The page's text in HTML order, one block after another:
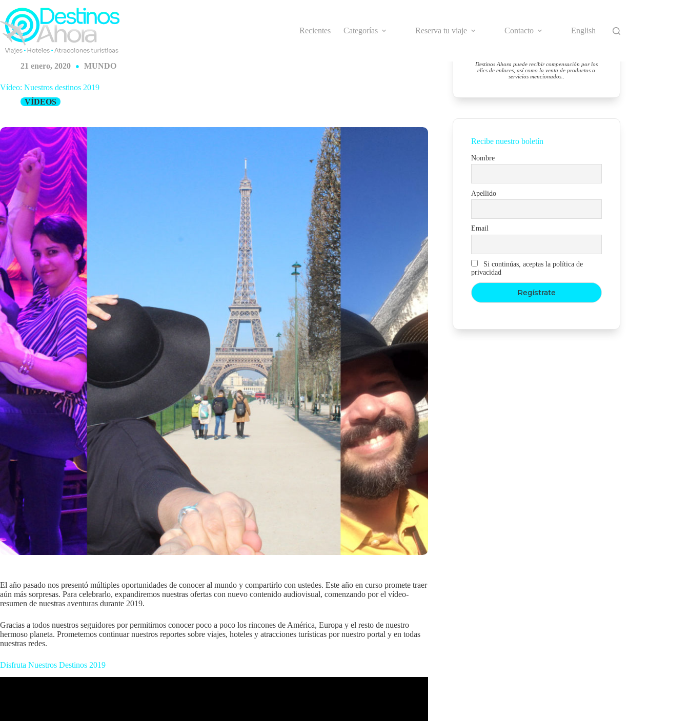
contenido
Recientes
Categorías Reserva tu viaje Contacto English
21 enero, 2020 MUNDO
Vídeo: Nuestros destinos 2019
VÍDEOS
El año pasado nos presentó múltiples oportunidades de conocer al mundo y compartirlo con ustedes. Este año en curso promete traer
aún más sorpresas. Para celebrarlo, expandiremos nuestras ofertas con nuevo contenido audiovisual, comenzando por el vídeo-
resumen de nuestras aventuras durante 2019.
Gracias a todos nuestros seguidores por permitirnos conocer poco a poco los rincones de América, Europa y el resto de nuestro
hermoso planeta. Prometemos continuar nuestros reportes sobre viajes, hoteles y atracciones turísticas por nuestro portal y en todas
nuestras redes.
Disfruta Nuestros Destinos 2019
Destinos Ahora puede recibir compensación por los
clics de enlaces, así como la venta de productos o
servicios mencionados.
Recibe nuestro boletín
Nombre
Apellido
Email
Si continúas, aceptas la política de
privacidad